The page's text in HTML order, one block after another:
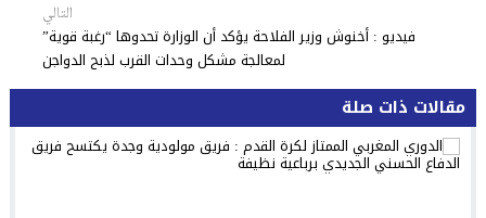
التالي
فيديو : أخنوش وزير الفلاحة يؤكد أن الوزارة تحدوها “رغبة قوية”
لمعالجة مشكل وحدات القرب لذبح الدواجن
مقالات ذات صلة